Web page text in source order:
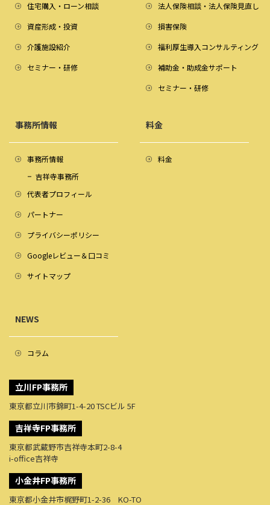
住宅購入・ローン相談
資産形成・投資
介護施設紹介
セミナー・研修
法人保険相談・法人保険見直し
損害保険
福利厚生導入コンサルティング
補助金・助成金サポート
セミナー・研修
事務所情報
事務所情報
吉祥寺事務所
代表者プロフィール
パートナー
プライバシーポリシー
Googleレビュー＆口コミ
サイトマップ
NEWS
コラム
料金
料金
立川FP事務所
東京都立川市錦町1-4-20 TSCビル 5F
吉祥寺FP事務所
東京都武蔵野市吉祥寺本町2-8-4
i-office吉祥寺
小金井FP事務所
東京都小金井市梶野町1-2-36 KO-TO